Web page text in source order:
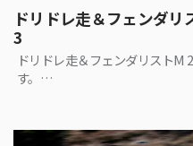
ドリドレ走＆フェンダリ
3
ドリドレ走＆フェンダリストM
す。…